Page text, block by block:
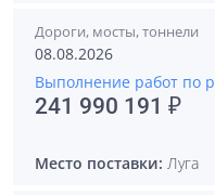
Дороги, мосты, тоннели
08.08.2026
Выполнение работ по
241 990 191 ₽
Место поставки: Луга